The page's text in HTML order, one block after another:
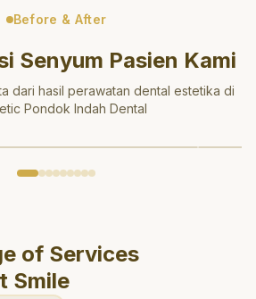
Before & After
Senyum Pasien Kami
dari hasil perawatan dental estetika di
Pondok Indah Dental
of Services
Smile